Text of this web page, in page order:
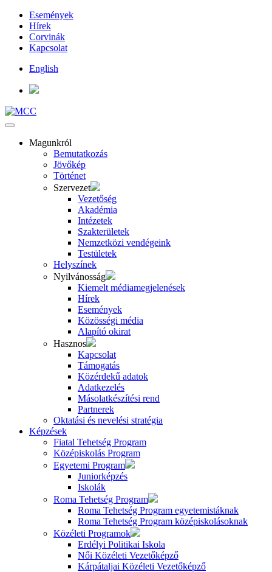
Események
Hírek
Corvinák
Kapcsolat
English
Magunkról
Bemutatkozás
Jövőkép
Történet
Szervezet
Vezetőség
Akadémia
Intézetek
Szakterületek
Nemzetközi vendégeink
Testületek
Helyszínek
Nyilvánosság
Kiemelt médiamegjelenések
Hírek
Események
Közösségi média
Alapító okirat
Hasznos
Kapcsolat
Támogatás
Közérdekű adatok
Adatkezelés
Másolatkészítési rend
Partnerek
Oktatási és nevelési stratégia
Képzések
Fiatal Tehetség Program
Középiskolás Program
Egyetemi Program
Juniorképzés
Iskolák
Roma Tehetség Program
Roma Tehetség Program egyetemistáknak
Roma Tehetség Program középiskolásoknak
Közéleti Programok
Erdélyi Politikai Iskola
Női Közéleti Vezetőképző
Kárpátaljai Közéleti Vezetőképző